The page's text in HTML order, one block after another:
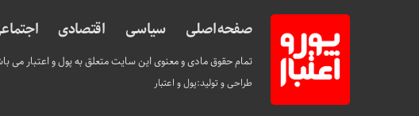
صفحه اصلی سیاسی اقتصادی
تمام حقوق مادی و معنوی این سایت متعلق به پول و اعتبار می
طراحی و تولید:پول و اعتبار